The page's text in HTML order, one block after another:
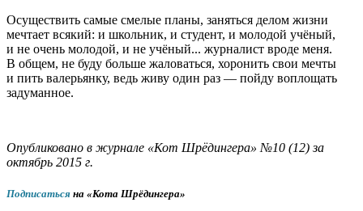
Осуществить самые смелые планы, заняться делом жизни
мечтает всякий: и школьник, и студент, и молодой учёный,
и не очень молодой, и не учёный... журналист вроде меня.
В общем, не буду больше жаловаться, хоронить свои мечты
и пить валерьянку, ведь живу один раз — пойду воплощать
задуманное.
Опубликовано в журнале «Кот Шрёдингера» №10 (12) за
октябрь 2015 г.
Подписаться на «Кота Шрёдингера»